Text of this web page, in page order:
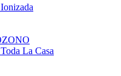
La Casa